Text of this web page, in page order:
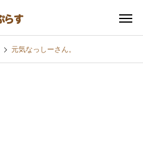
元気なっしーさん。